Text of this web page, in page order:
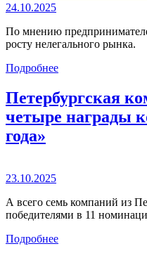
24.10.2025
По мнению
росту нелегального рынка.
Подробнее
Петербургская
четыре награды
года»
23.10.2025
А всего семь компаний из
победителями в 11
Подробнее